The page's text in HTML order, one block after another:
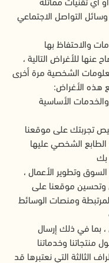
التواصل الاجتماعي
والاحتفاظ بها
عنها للأغراض التالية ،
الشخصية مرة أخرى
هذه الأغراض:
الأساسية
تجربتك على موقعنا
الطابع الشخصي عليها
بك
وتطوير الأعمال ،
موقعنا على
ومنصات الوسائط
، بما في ذلك إرسال
منتجاتنا وخدماتنا
الثالثة التي نعتبرها قد